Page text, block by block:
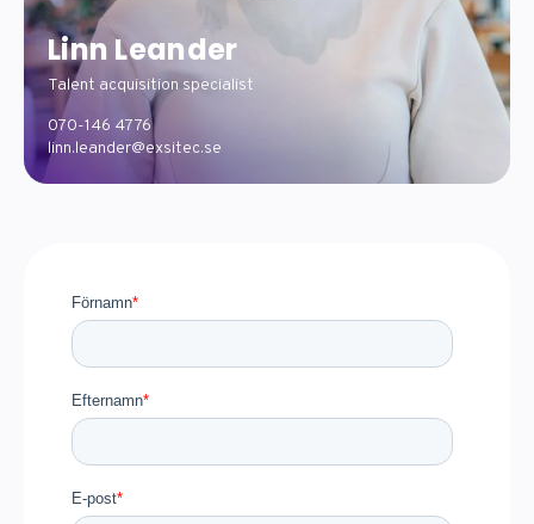
Linn Leander
Talent acquisition specialist
070-146 47 76
linn.leander@exsitec.se